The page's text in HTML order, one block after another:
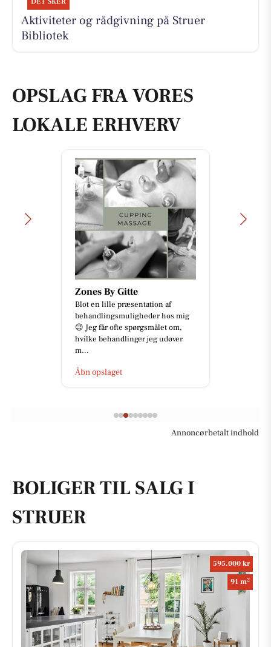
Aktiviteter og rådgivning på Struer
Bibliotek
OPSLAG FRA VORES
LOKALE ERHVERV
Zones By Gitte
Blot en lille præsentation af
behandlingsmuligheder hos mig
😉 Jeg får ofte spørgsmålet om,
hvilke behandlinger jeg udøver
m...
Åbn opslaget
Annoncørbetalt indhold
BOLIGER TIL SALG I
STRUER
595.000 kr
91 m2